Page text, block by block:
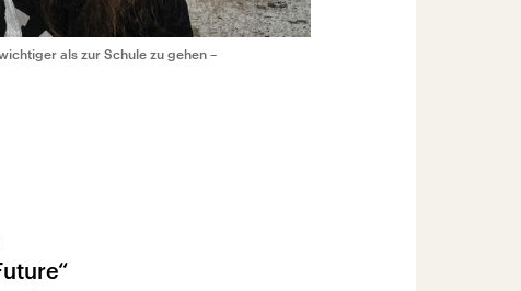
als zur Schule zu gehen –